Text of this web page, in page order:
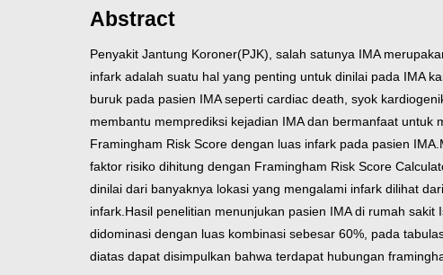
Abstract
Penyakit Jantung Koroner(PJK), salah satunya IMA
infark adalah suatu hal yang penting untuk dinilai pada IMA
buruk pada pasien IMA seperti cardiac death, syok
membantu memprediksi kejadian IMA dan bermanfaat
Framingham Risk Score dengan luas infark pada pasien IMA.
faktor risiko dihitung dengan Framingham Risk Score
dinilai dari banyaknya lokasi yang mengalami infark dilihat
infark. Hasil penelitian menunjukan pasien IMA di rumah
didominasi dengan luas kombinasi sebesar 60%, pada
diatas dapat disimpulkan bahwa terdapat hubungan